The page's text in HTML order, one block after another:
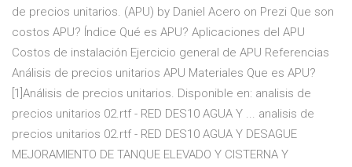
de precios unitarios. (APU) by Daniel Acero on Prezi Que son
costos APU? Índice Qué es APU? Aplicaciones del APU
Costos de instalación Ejercicio general de APU Referencias
Análisis de precios unitarios APU Materiales Que es APU?
[1]Análisis de precios unitarios. Disponible en: analisis de
precios unitarios 02.rtf - RED DES10 AGUA Y ... analisis de
precios unitarios 02.rtf - RED DES10 AGUA Y DESAGUE
MEJORAMIENTO DE TANQUE ELEVADO Y CISTERNA Y